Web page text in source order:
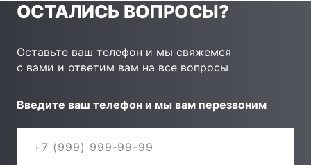
ОСТАЛИСЬ ВОПРОСЫ?
Оставьте ваш телефон и мы свяжемся
с вами и ответим вам на все вопросы
Введите ваш телефон и мы вам перезвоним